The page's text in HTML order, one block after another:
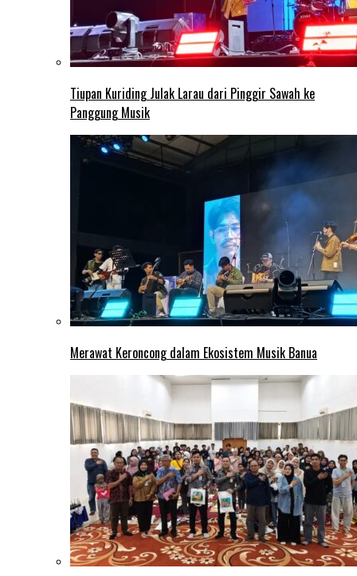
Tiupan Kuriding Julak Larau dari Pinggir Sawah ke
Panggung Musik
Merawat Keroncong dalam Ekosistem Musik Banua